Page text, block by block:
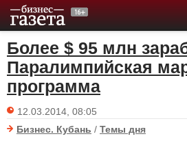
Более $ 95 млн
Паралимпийская
программа
12.03.2014, 08:05
Бизнес. Кубань / Темы дня